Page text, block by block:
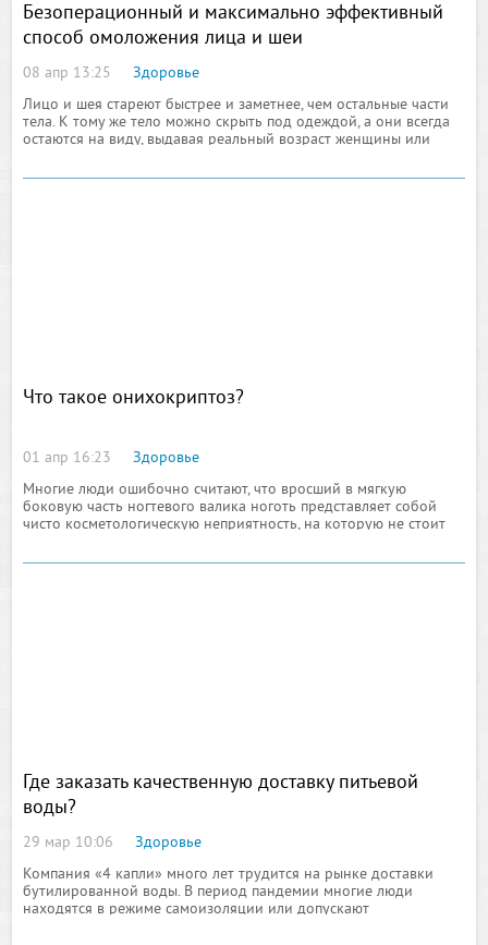
Безоперационный и максимально эффективный
способ омоложения лица и шеи
08 апр 13:25
Здоровье
Лицо и шея стареют быстрее и заметнее, чем остальные части
тела. К тому же тело можно скрыть под одеждой, а они всегда
остаются на виду, выдавая реальный возраст женщины или
необратимые процессы старения. На лице и на шее можно
Что такое онихокриптоз?
01 апр 16:23
Здоровье
Многие люди ошибочно считают, что вросший в мягкую
боковую часть ногтевого валика ноготь представляет собой
чисто косметологическую неприятность, на которую не стоит
недуг, требующий медицинского вмешательства
Где заказать качественную доставку питьевой
воды?
29 мар 10:06
Здоровье
Компания «4 капли» много лет трудится на рынке доставки
бутилированной воды. В период пандемии многие люди
находятся в режиме самоизоляции или допускают